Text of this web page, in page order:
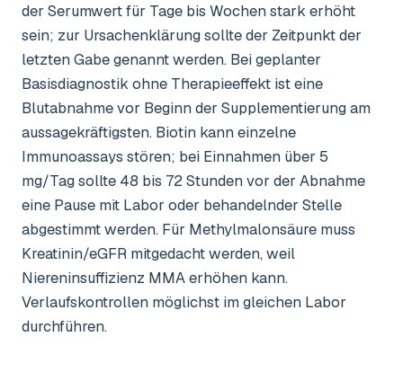
der Serumwert für Tage bis Wochen stark erhöht
sein; zur Ursachenklärung sollte der Zeitpunkt der
letzten Gabe genannt werden. Bei geplanter
Basisdiagnostik ohne Therapieeffekt ist eine
Blutabnahme vor Beginn der Supplementierung am
aussagekräftigsten. Biotin kann einzelne
Immunoassays stören; bei Einnahmen über 5
mg/Tag sollte 48 bis 72 Stunden vor der Abnahme
eine Pause mit Labor oder behandelnder Stelle
abgestimmt werden. Für Methylmalonsäure muss
Kreatinin/eGFR mitgedacht werden, weil
Niereninsuffizienz MMA erhöhen kann.
Verlaufskontrollen möglichst im gleichen Labor
durchführen.